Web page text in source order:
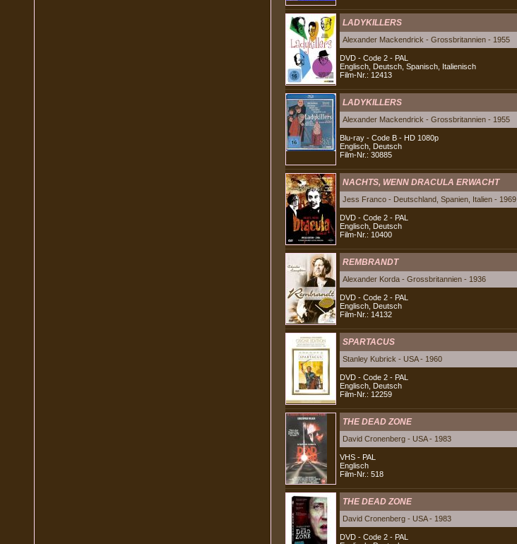
LADYKILLERS
Alexander Mackendrick - Grossbritannien - 1955
DVD - Code 2 - PAL
Englisch, Deutsch, Spanisch, Italienisch
Film-Nr.: 12413
LADYKILLERS
Alexander Mackendrick - Grossbritannien - 1955
Blu-ray - Code B - HD 1080p
Englisch, Deutsch
Film-Nr.: 30885
NACHTS, WENN DRACULA ERWACHT
Jess Franco - Deutschland, Spanien, Italien - 1969
DVD - Code 2 - PAL
Englisch, Deutsch
Film-Nr.: 10400
REMBRANDT
Alexander Korda - Grossbritannien - 1936
DVD - Code 2 - PAL
Englisch, Deutsch
Film-Nr.: 14132
SPARTACUS
Stanley Kubrick - USA - 1960
DVD - Code 2 - PAL
Englisch, Deutsch
Film-Nr.: 12259
THE DEAD ZONE
David Cronenberg - USA - 1983
VHS - PAL
Englisch
Film-Nr.: 518
THE DEAD ZONE
David Cronenberg - USA - 1983
DVD - Code 2 - PAL